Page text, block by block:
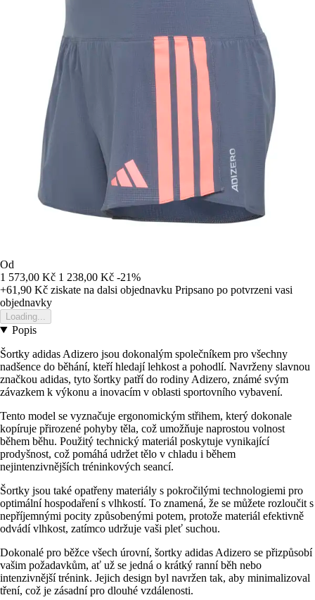
Od
1 573,00 Kč 1 238,00 Kč -21%
+61,90 Kč ziskate na dalsi objednavku Pripsano po potvrzeni vasi
objednavky
Loading...
Popis
Šortky adidas Adizero jsou dokonalým společníkem pro všechny
nadšence do běhání, kteří hledají lehkost a pohodlí. Navrženy slavnou
značkou adidas, tyto šortky patří do rodiny Adizero, známé svým
závazkem k výkonu a inovacím v oblasti sportovního vybavení.
Tento model se vyznačuje ergonomickým střihem, který dokonale
kopíruje přirozené pohyby těla, což umožňuje naprostou volnost
během běhu. Použitý technický materiál poskytuje vynikající
prodyšnost, což pomáhá udržet tělo v chladu i během
nejintenzivnějších tréninkových seancí.
Šortky jsou také opatřeny materiály s pokročilými technologiemi pro
optimální hospodaření s vlhkostí. To znamená, že se můžete rozloučit s
nepříjemnými pocity způsobenými potem, protože materiál efektivně
odvádí vlhkost, zatímco udržuje vaši pleť suchou.
Dokonalé pro běžce všech úrovní, šortky adidas Adizero se přizpůsobí
vašim požadavkům, ať už se jedná o krátký ranní běh nebo
intenzivnější trénink. Jejich design byl navržen tak, aby minimalizoval
tření, což je zásadní pro dlouhé vzdálenosti.